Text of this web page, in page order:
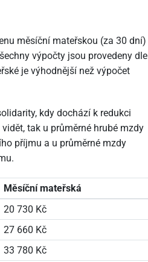
měsíční mateřskou (za 30 dní)
výpočty jsou provedeny dle
je výhodnější než výpočet
kdy dochází k redukci
tak u průměrné hrubé mzdy
příjmu a u průměrné mzdy
Měsíční mateřská
20 730 Kč
27 660 Kč
33 780 Kč